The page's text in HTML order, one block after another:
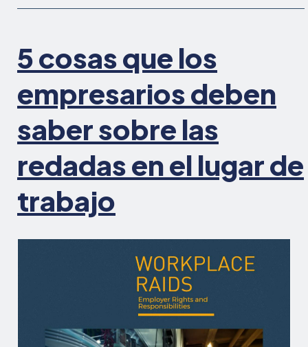
salarios
laboral
5 cosas que los
empresarios deben
saber sobre las
redadas en el lugar de
trabajo